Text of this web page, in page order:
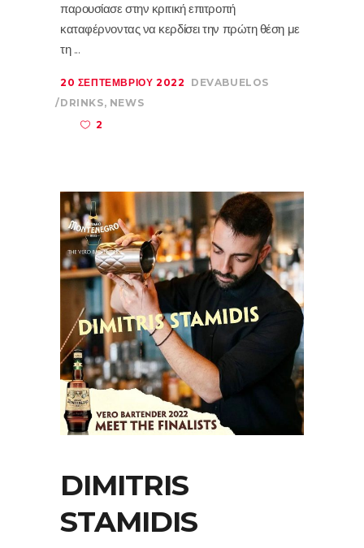
παρουσίασε στην κριτική επιτροπή
καταφέρνοντας να κερδίσει την πρώτη θέση με
τη
20 ΣΕΠΤΕΜΒΡΊΟΥ 2022
DEVABUELOS
DRINKS, NEWS
2
DIMITRIS
STAMIDIS